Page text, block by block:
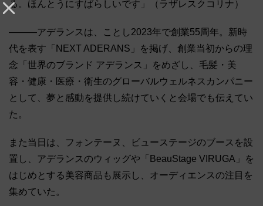
る。ほんとうにすばらしいです」（ラザレスクコリナ）
―――アデランスは、ことし2023年で創業55周年。新時
代を表す「NEXT ADERANS」を掲げ、創業当初からの理
念「世界のブランド アデランス」をめざし、毛髪・美
容・健康・医療・衛生のグローバルウェルネスカンパニー
として、夢と感動を提供し続けていくと会場でも伝えてい
た。
また当日は、フォンテーヌ、ビューステージのブースを設
置し、アデランスのウィッグや「BeauStage VIRUGA」を
はじめとする美容商品も展示し、オーディエンスの注目を
集めていた。